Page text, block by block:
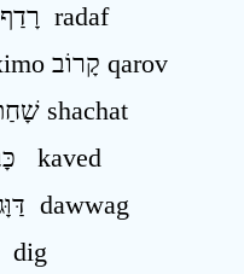
Perseguir רָדַף radaf
Perto, próximo קָרוֹב qarov
Perverter שָׁחַת shachat
Pesado כָּבֵד kaved
Pescador דַּוָּג dawwag
Pescar דִּיג dig